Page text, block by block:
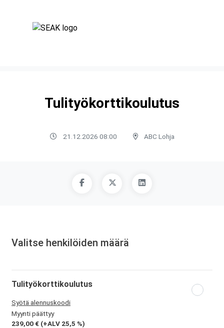
Tulityökorttikoulutus
21.12.2026 08:00 ABC Lohja
Valitse henkilöiden määrä
Tulityökorttikoulutus
Syötä alennuskoodi
Myynti päättyy
239,00 € (+ALV 25,5 %)